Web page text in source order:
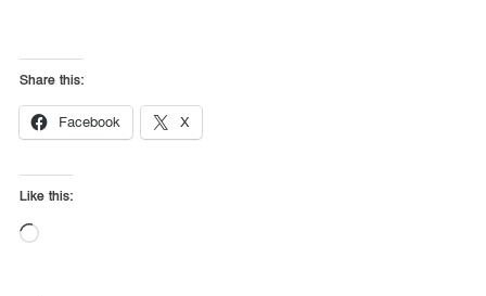
Share this:
Facebook X
Like this:
Loading…